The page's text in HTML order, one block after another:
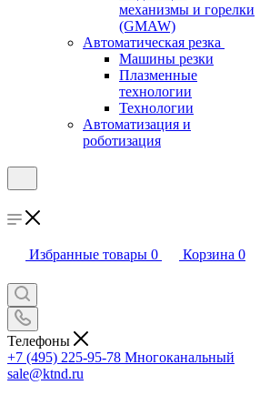
механизмы и горелки
(GMAW)
Автоматическая резка
Машины резки
Плазменные
технологии
Технологии
Автоматизация и
роботизация
Избранные товары 0 Корзина 0
Телефоны
+7 (495) 225-95-78 Многоканальный
sale@ktnd.ru